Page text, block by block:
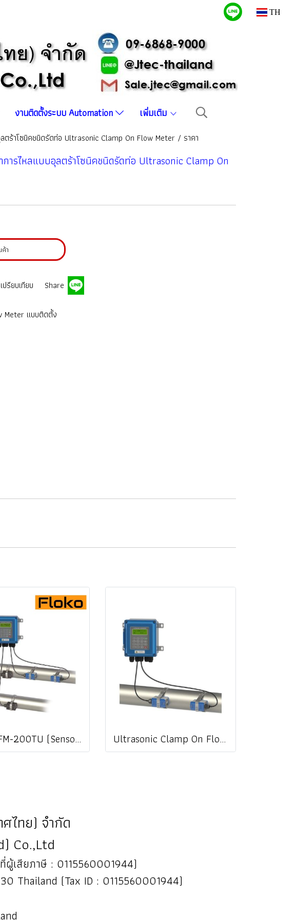
TH
งานติดตั้งระบบ Automation เพิ่มเติม
ตร้าโซนิคชนิดรัดท่อ Ultrasonic Clamp On Flow Meter / ราคา
การไหลแบบอุลตร้าโซนิคชนิดรัดท่อ Ultrasonic Clamp On
า
เปรียบเทียบ Share
Meter แบบติดตั้ง
FLOKO FM-200TU (Sensor TM-1 + Sensor CT-1) เครื่องวัดการไหลและวัดค่าพลังงานความร้อน | Ultrasonic Flow Meter & BTU Energy Meter @ ราคา Ultrasonic Clamp On Flow Meter / ketwell KWF-2000B / DTI-200F5 / DTI-200B / imari UFM-703 / jedto flow-0129
ศไทย) จำกัด
Co.,Ltd
เสียภาษี : 0115560001944)
Thailand (Tax ID : 0115560001944)